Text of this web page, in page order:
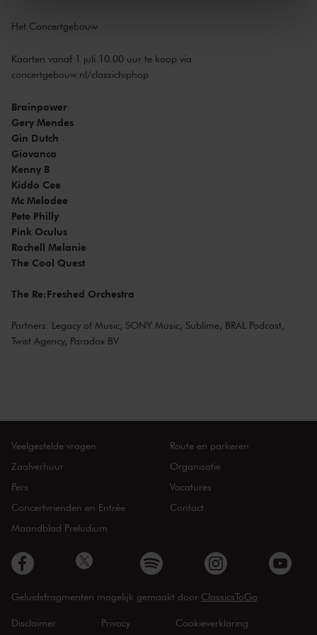
We werken samen met
kunnen ontvangen en verwerken.
Het Concertgebouw
Kaarten vanaf 1 juli 10.00 uur te koop via
concertgebouw.nl/classichiphop
Brainpower
Gery Mendes
Gin Dutch
Giovanca
Kenny B
Kiddo Cee
Mc Melodee
Pete Philly
Pink Oculus
Rachell Melanie
The Cool Quest
The Re:Freshed Orchestra
Partners: Legacy of Music, SONY Music, Sublime, BRAL Podcast,
Twist Agency, Paradox BV.
Veelgestelde vragen
Zaalverhuur
Pers
Concertvrienden en Entrée
Maandblad Preludium
Route en parkeren
Organisatie
Vacatures
Contact
Geluidsfragmenten mogelijk gemaakt door ClassicsToGo
Disclaimer Privacy Cookieverklaring